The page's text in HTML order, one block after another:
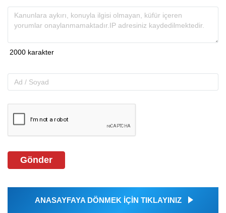
Gönder
ANASAYFAYA DÖNMEK İÇİN TIKLAYINIZ